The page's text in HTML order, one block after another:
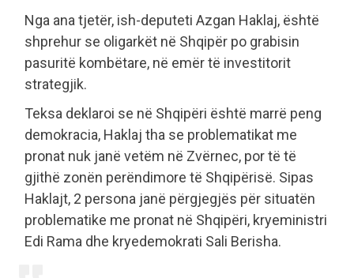
Nga ana tjetër, ish-deputeti Azgan Haklaj, është
shprehur se oligarkët në Shqipër po grabisin
pasuritë kombëtare, në emër të investitorit
strategjik.
Teksa deklaroi se në Shqipëri është marrë peng
demokracia, Haklaj tha se problematikat me
pronat nuk janë vetëm në Zvërnec, por të të
gjithë zonën perëndimore të Shqipërisë. Sipas
Haklajt, 2 persona janë përgjegjës për situatën
problematike me pronat në Shqipëri, kryeministri
Edi Rama dhe kryedemokrati Sali Berisha.